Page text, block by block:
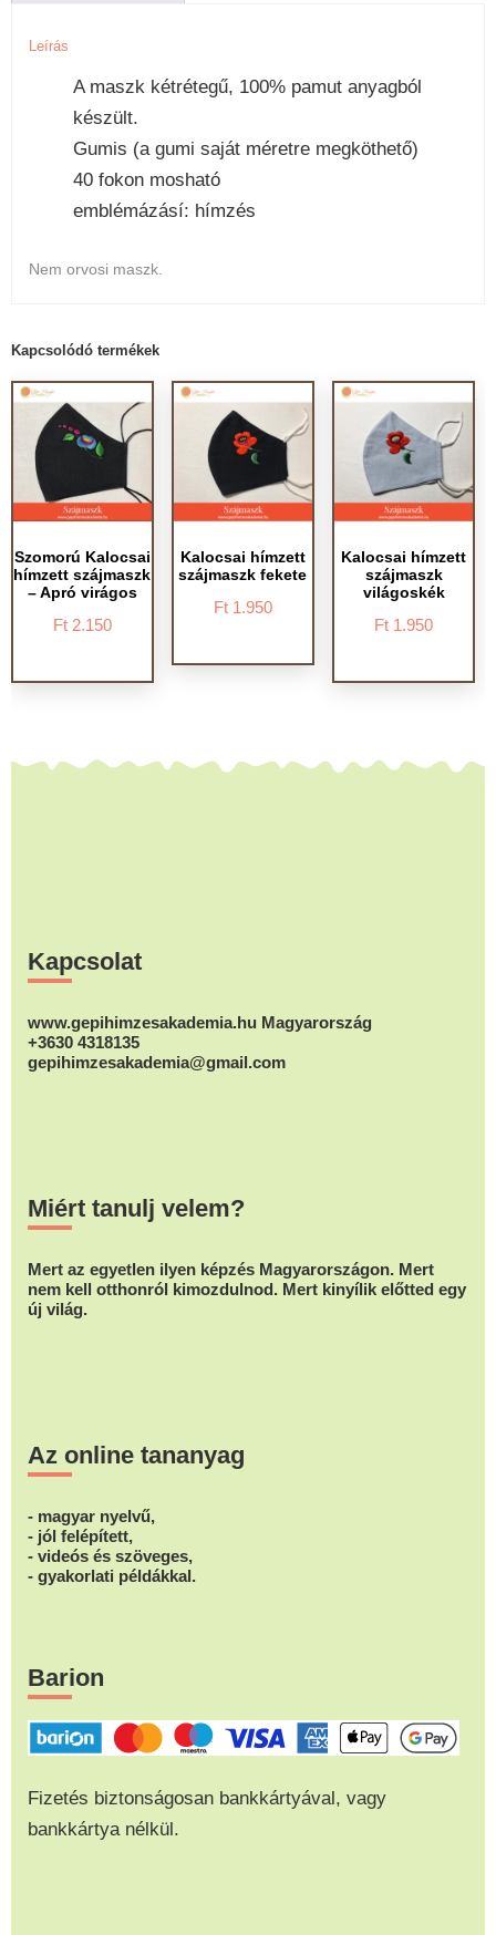
Leírás
A maszk kétrétegű, 100% pamut anyagból
készült.
Gumis (a gumi saját méretre megköthető)
40 fokon mosható
emblémázásí: hímzés
Nem orvosi maszk.
Kapcsolódó termékek
Szomorú Kalocsai
hímzett szájmaszk
– Apró virágos
Ft2.150
Kalocsai hímzett
szájmaszk fekete
Ft1.950
Kalocsai hímzett
szájmaszk
világoskék
Ft 1.950
Kapcsolat
www.gepihimzesakademia.hu Magyarország
+3630 4318135
gepihimzesakademia@gmail.com
Miért tanulj velem?
Mert az egyetlen ilyen képzés Magyarországon. Mert
nem kell otthonról kimozdulnod. Mert kinyílik előtted egy
új világ.
Az online tananyag
- magyar nyelvű,
- jól felépített,
- videós és szöveges,
- gyakorlati példákkal.
Barion
Fizetés biztonságosan bankkártyával, vagy
bankkártya nélkül.